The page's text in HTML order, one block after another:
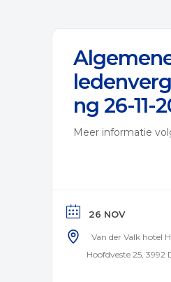
ng 26-11-
Meer informatie
26 NOV
Van der Valk hotel
Hoofdveste 25, 3992